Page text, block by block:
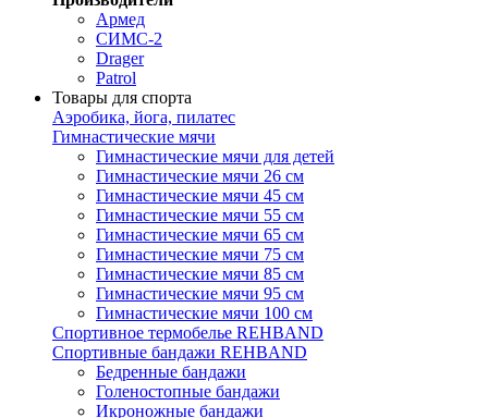
Армед
СИМС-2
Drager
Patrol
Товары для спорта
Аэробика, йога, пилатес
Гимнастические мячи
Гимнастические мячи для детей
Гимнастические мячи 26 см
Гимнастические мячи 45 см
Гимнастические мячи 55 см
Гимнастические мячи 65 см
Гимнастические мячи 75 см
Гимнастические мячи 85 см
Гимнастические мячи 95 см
Гимнастические мячи 100 см
Спортивное термобелье REHBAND
Спортивные бандажи REHBAND
Бедренные бандажи
Голеностопные бандажи
Икроножные бандажи